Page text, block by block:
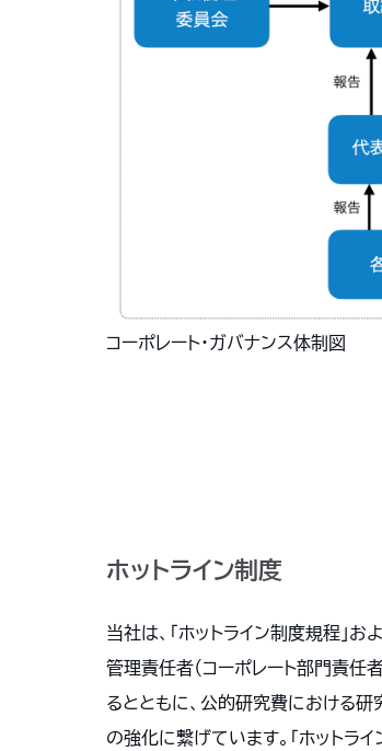
コーポレート・ガバナンス体制図
ホットライン制度
当社は、「ホットライン制度規程」
管理責任者（コーポレート部門責任
るとともに、公的研究費における
の強化に繋げています。「ホットラ